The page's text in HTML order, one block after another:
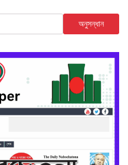
অনুসন্ধান